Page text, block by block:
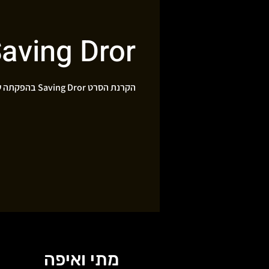
Dror
הקרנת הסרט Saving Dror בהפקתה של ג'יל סמואלס
מתי ואיפה